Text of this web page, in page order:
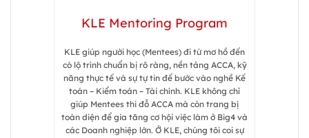
KLE Mentoring Program
KLE giúp người học (Mentees) đi từ mơ hồ đến
có lộ trình chuẩn bị rõ ràng, nền tảng ACCA, kỹ
năng thực tế và sự tự tin để bước vào nghề Kế
toán – Kiểm toán – Tài chính. KLE không chỉ
giúp Mentees thi đỗ ACCA mà còn trang bị
toàn diện để gia tăng cơ hội việc làm ở Big4 và
các Doanh nghiệp lớn. Ở KLE, chúng tôi coi sự